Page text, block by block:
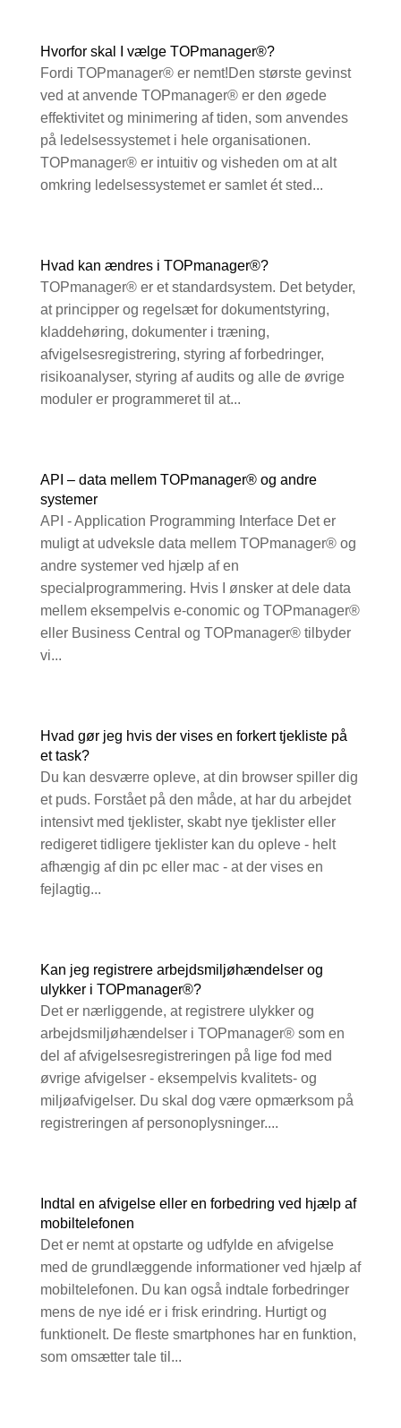
Hvorfor skal I vælge TOPmanager®?
Fordi TOPmanager® er nemt!Den største gevinst
ved at anvende TOPmanager® er den øgede
effektivitet og minimering af tiden, som anvendes
på ledelsessystemet i hele organisationen.
TOPmanager® er intuitiv og visheden om at alt
omkring ledelsessystemet er samlet ét sted...
Hvad kan ændres i TOPmanager®?
TOPmanager® er et standardsystem. Det betyder,
at principper og regelsæt for dokumentstyring,
kladdehøring, dokumenter i træning,
afvigelsesregistrering, styring af forbedringer,
risikoanalyser, styring af audits og alle de øvrige
moduler er programmeret til at...
API – data mellem TOPmanager® og andre
systemer
API - Application Programming Interface Det er
muligt at udveksle data mellem TOPmanager® og
andre systemer ved hjælp af en
specialprogrammering. Hvis I ønsker at dele data
mellem eksempelvis e-conomic og TOPmanager®
eller Business Central og TOPmanager® tilbyder
vi...
Hvad gør jeg hvis der vises en forkert tjekliste på
et task?
Du kan desværre opleve, at din browser spiller dig
et puds. Forstået på den måde, at har du arbejdet
intensivt med tjeklister, skabt nye tjeklister eller
redigeret tidligere tjeklister kan du opleve - helt
afhængig af din pc eller mac - at der vises en
fejlagtig...
Kan jeg registrere arbejdsmiljøhændelser og
ulykker i TOPmanager®?
Det er nærliggende, at registrere ulykker og
arbejdsmiljøhændelser i TOPmanager® som en
del af afvigelsesregistreringen på lige fod med
øvrige afvigelser - eksempelvis kvalitets- og
miljøafvigelser. Du skal dog være opmærksom på
registreringen af personoplysninger....
Indtal en afvigelse eller en forbedring ved hjælp af
mobiltelefonen
Det er nemt at opstarte og udfylde en afvigelse
med de grundlæggende informationer ved hjælp af
mobiltelefonen. Du kan også indtale forbedringer
mens de nye idé er i frisk erindring. Hurtigt og
funktionelt. De fleste smartphones har en funktion,
som omsætter tale til...